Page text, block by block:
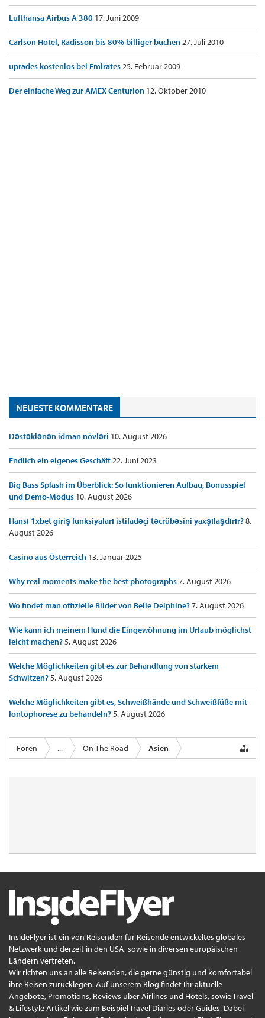
Lufthansa Airbus A 380 17. Juni 2009
Carlson Hotel, Radisson bis 80% billiger buchen27. Juli 2010
uprades kostenlos bei Emirates25. Februar 2009
Der einfache Weg zur AMEX Centurion 12. Oktober 2010
NEUESTE KOMMENTARE
Dəstəklənən idman növləri 10. August 2026
Endlich ein eigenes Geschäft22. Juni 2023
Big Bass Splash im Überblick: So funktionieren Aufbau, Bonusspiel
und Demo-Modus 10. August 2026
Hansı 1xbet giriş funksiyaları istifadəçi təcrübəsini yaxşılaşdırır?8.
August 2026
Casino aus Österreich 13. Januar 2025
Why real moments make the best photographs7. August 2026
Wo findet man offizielle Bilder von Belle Delphine?7. August 2026
Wie kann ich meinem Hund die Eingewöhnung im Urlaub möglichst
leicht machen?5. August 2026
Welche Möglichkeiten gibt es zur Behandlung von starkem
Schwitzen?5. August 2026
Welche Möglichkeiten gibt es, Schweißhände und Schweißfüße mit
Iontophorese zu behandeln?5. August 2026
Foren ... On The Road Asien
InsideFlyer ist ein von Reisenden für Reisende entwickeltes globales
Netzwerk und derzeit in den USA, sowie in diversen europäischen
Ländern vertreten.
Wir richten uns an alle Reisenden, die gerne günstig und komfortabel
ihre Reisen zurücklegen. Auf unserem Blog findet Ihr aktuelle
Angebote, Promotions, Reviews über Airlines und Hotels, sowie Travel
& Lifestyle Artikel wie zum Beispiel Travel Diaries oder Guides. Dabei